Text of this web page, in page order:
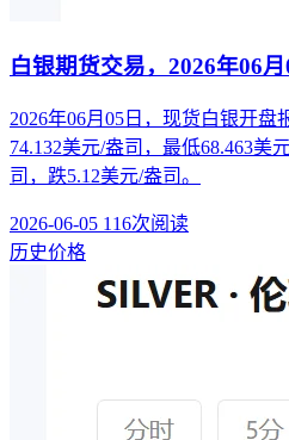
白银期货交易，2026年06
2026年06月05日，现货白银开盘
74.132美元/盎司，最低68.463美
司，跌5.12美元/盎司。
2026-06-05 116次阅读
历史价格